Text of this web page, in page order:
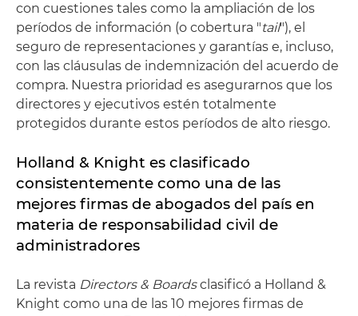
con cuestiones tales como la ampliación de los
períodos de información (o cobertura "tail"), el
seguro de representaciones y garantías e, incluso,
con las cláusulas de indemnización del acuerdo de
compra. Nuestra prioridad es asegurarnos que los
directores y ejecutivos estén totalmente
protegidos durante estos períodos de alto riesgo.
Holland & Knight es clasificado
consistentemente como una de las
mejores firmas de abogados del país en
materia de responsabilidad civil de
administradores
La revista Directors & Boardsclasificó a Holland &
Knight como una de las 10 mejores firmas de